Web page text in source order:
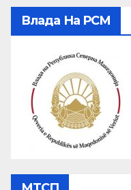
Влада На РСМ